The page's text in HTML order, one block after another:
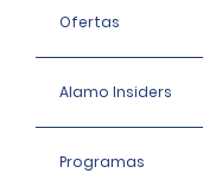
Ofertas
Alamo Insiders
Programas